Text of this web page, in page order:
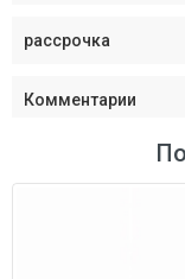
рассрочка
Комментарии